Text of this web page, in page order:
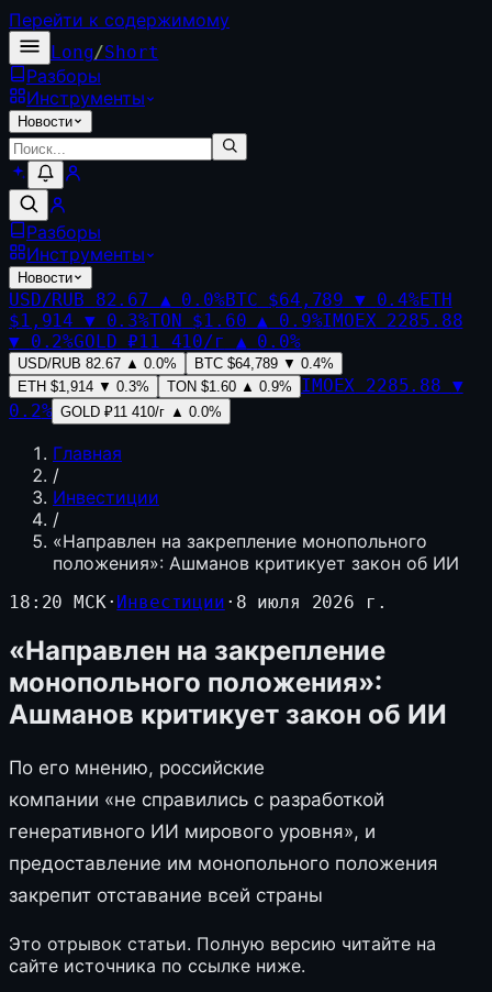
Перейти к содержимому
Long/Short
Разборы
Инструменты
Новости
Разборы
Инструменты
Новости
USD/RUB 82.67 ▲ 0.0%BTC $64,789 ▼ 0.4%ETH
$1,914 ▼ 0.3%TON $1.60 ▲ 0.9%IMOEX 2285.88
▼ 0.2%GOLD ₽11 410/г ▲ 0.0%
USD/RUB 82.67 ▲ 0.0% BTC $64,789 ▼ 0.4%
ETH $1,914 ▼ 0.3% TON $1.60 ▲ 0.9% IMOEX 2285.88 ▼
0.2% GOLD ₽11 410/г ▲ 0.0%
Главная
/
Инвестиции
/
«Направлен на закрепление монопольного
положения»: Ашманов критикует закон об ИИ
18:20 МСК· Инвестиции · 8 июля 2026 г.
«Направлен на закрепление
монопольного положения»:
Ашманов критикует закон об ИИ
По его мнению, российские
компании «не справились с разработкой
генеративного ИИ мирового уровня», и
предоставление им монопольного положения
закрепит отставание всей страны
Это отрывок статьи. Полную версию читайте на
сайте источника по ссылке ниже.